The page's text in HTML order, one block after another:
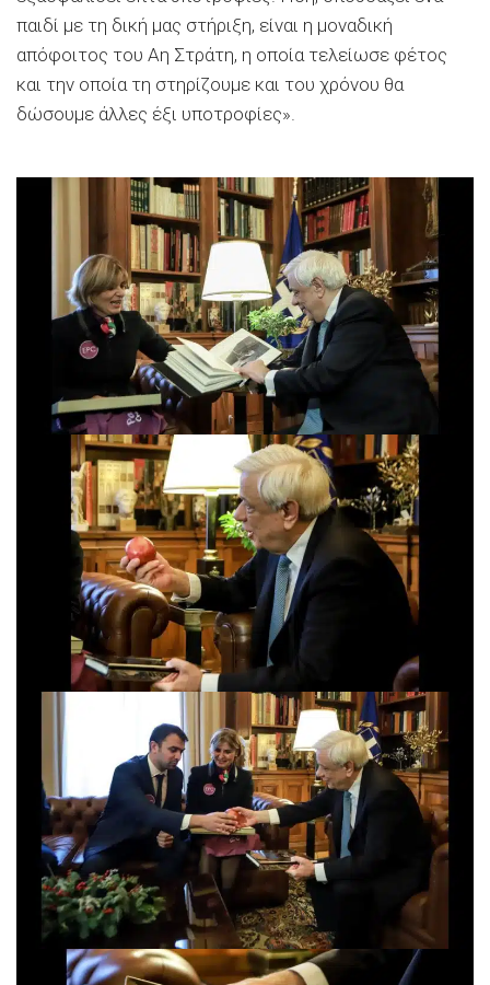
παιδί με τη δική μας στήριξη, είναι η μοναδική
απόφοιτος του Αη Στράτη, η οποία τελείωσε φέτος
και την οποία τη στηρίζουμε και του χρόνου θα
δώσουμε άλλες έξι υποτροφίες».